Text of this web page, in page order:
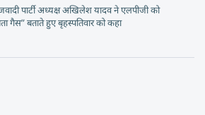
पार्टी अध्यक्ष अखिलेश यादव ने एलपीजी को
गैस” बताते हुए बृहस्पतिवार को कहा